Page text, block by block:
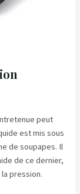
peut
est mis sous
de soupapes. Il
de ce dernier,
pression.